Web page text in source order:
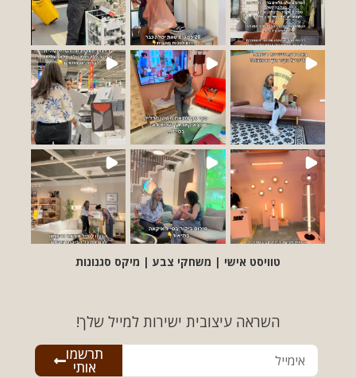
השראה עיצובית ישירות למייל שלך!
תרשמו
אותי
טוויסט אישי | משחקי צבע | מיקס סגנונות